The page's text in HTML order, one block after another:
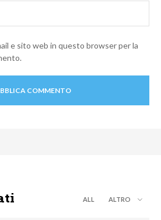
e sito web in questo browser per la
ALL ALTRO